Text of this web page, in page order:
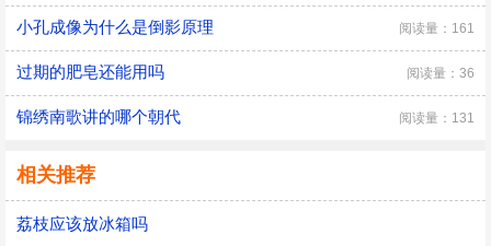
小孔成像为什么是倒影原理 阅读量：161
过期的肥皂还能用吗 阅读量：36
锦绣南歌讲的哪个朝代 阅读量：131
相关推荐
荔枝应该放冰箱吗